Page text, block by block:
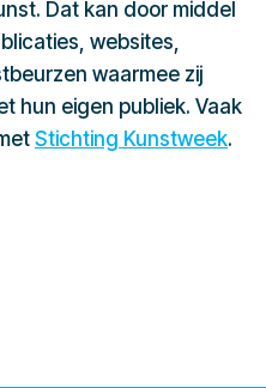
Dat kan door middel
websites,
waarmee zij
hun eigen publiek. Vaak
Stichting Kunstweek.